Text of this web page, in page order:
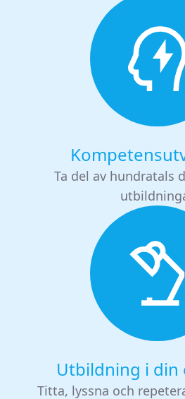
Ta del av hundratals
Utbildning i din
Titta, lyssna och